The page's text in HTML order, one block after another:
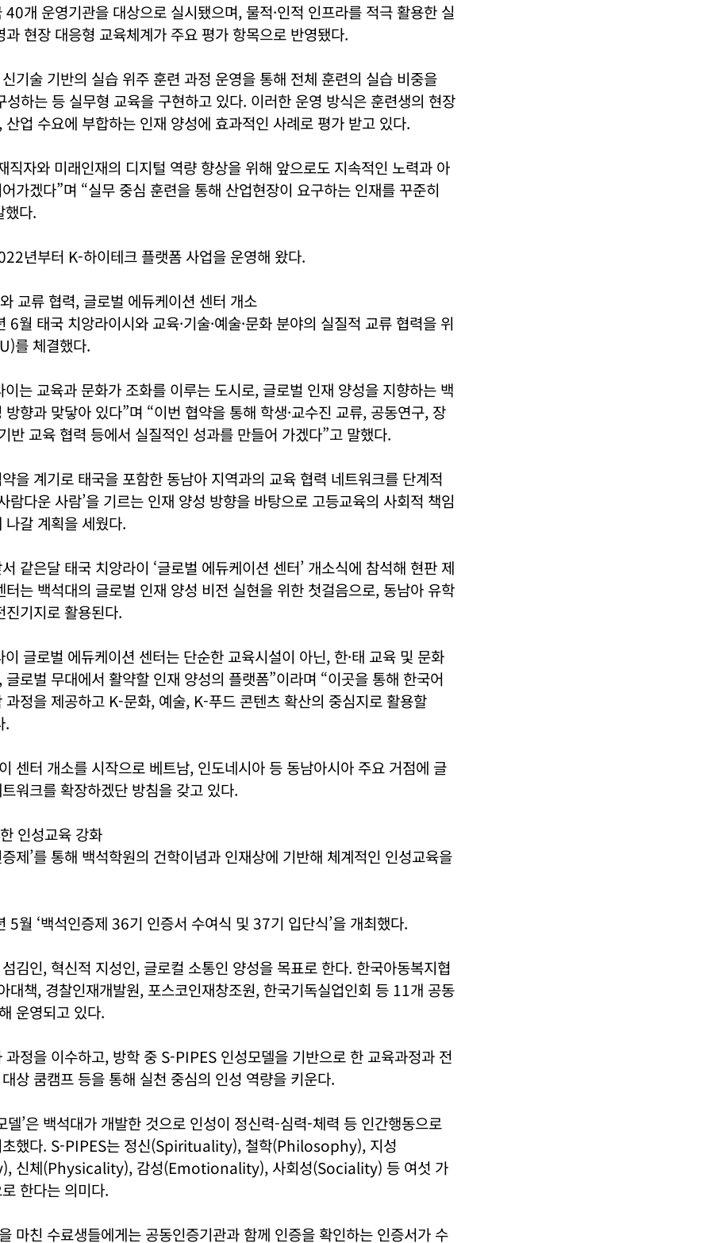
개 운영기관을 대상으로 실시됐으며, 물적·인적 인프라를 적극 활용한 실
현장 대응형 교육체계가 주요 평가 항목으로 반영됐다.
기술 기반의 실습 위주 훈련 과정 운영을 통해 전체 훈련의 실습 비중을
하는 등 실무형 교육을 구현하고 있다. 이러한 운영 방식은 훈련생의 현장
업 수요에 부합하는 인재 양성에 효과적인 사례로 평가 받고 있다.
직자와 미래인재의 디지털 역량 향상을 위해 앞으로도 지속적인 노력과 아
가겠다”며 “실무 중심 훈련을 통해 산업현장이 요구하는 인재를 꾸준히
했다.
년부터 K-하이테크 플랫폼 사업을 운영해 왔다.
교류 협력, 글로벌 에듀케이션 센터 개소
월 태국 치앙라이시와 교육·기술·예술·문화 분야의 실질적 교류 협력을 위
를 체결했다.
는 교육과 문화가 조화를 이루는 도시로, 글로벌 인재 양성을 지향하는 백
향과 맞닿아 있다”며 “이번 협약을 통해 학생·교수진 교류, 공동연구, 장
반 교육 협력 등에서 실질적인 성과를 만들어 가겠다”고 말했다.
을 계기로 태국을 포함한 동남아 지역과의 교육 협력 네트워크를 단계적
람다운 사람’을 기르는 인재 양성 방향을 바탕으로 고등교육의 사회적 책임
갈 계획을 세웠다.
같은달 태국 치앙라이 ‘글로벌 에듀케이션 센터’ 개소식에 참석해 현판 제
터는 백석대의 글로벌 인재 양성 비전 실현을 위한 첫걸음으로, 동남아 유학
기지로 활용된다.
글로벌 에듀케이션 센터는 단순한 교육시설이 아닌, 한·태 교육 및 문화
로벌 무대에서 활약할 인재 양성의 플랫폼”이라며 “이곳을 통해 한국어
과정을 제공하고 K-문화, 예술, K-푸드 콘텐츠 확산의 중심지로 활용할
.
센터 개소를 시작으로 베트남, 인도네시아 등 동남아시아 주요 거점에 글
워크를 확장하겠단 방침을 갖고 있다.
인성교육 강화
제’를 통해 백석학원의 건학이념과 인재상에 기반해 체계적인 인성교육을
월 ‘백석인증제 36기 인증서 수여식 및 37기 입단식’을 개최했다.
김인, 혁신적 지성인, 글로컬 소통인 양성을 목표로 한다. 한국아동복지협
대책, 경찰인재개발원, 포스코인재창조원, 한국기독실업인회 등 11개 공동
운영되고 있다.
과정을 이수하고, 방학 중 S-PIPES 인성모델을 기반으로 한 교육과정과 전
상 쿰캠프 등을 통해 실천 중심의 인성 역량을 키운다.
델’은 백석대가 개발한 것으로 인성이 정신력-심력-체력 등 인간행동으로
초했다. S-PIPES는 정신(Spirituality), 철학(Philosophy), 지성
신체(Physicality), 감성(Emotionality), 사회성(Sociality) 등 여섯 가
한다는 의미다.
마친 수료생들에게는 공동인증기관과 함께 인증을 확인하는 인증서가 수